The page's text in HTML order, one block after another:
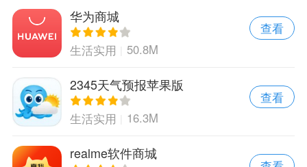
华为商城
生活实用 50.8M
查看
2345天气预报苹果版
生活实用 16.3M
查看
realme软件商城